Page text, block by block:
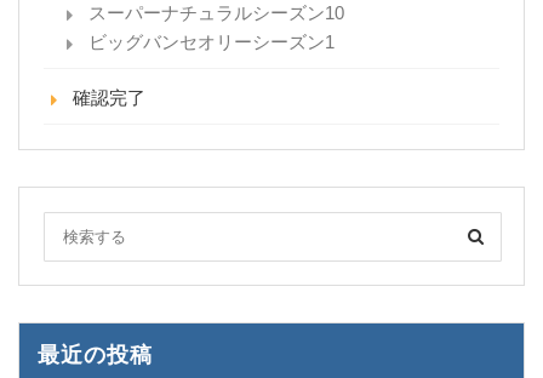
スーパーナチュラルシーズン10
ビッグバンセオリーシーズン1
確認完了
最近の投稿